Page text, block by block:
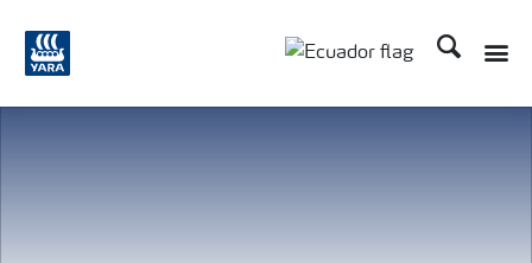
Buscar